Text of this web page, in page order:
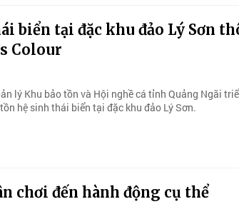
biển tại đặc khu đảo Lý Sơn
Colour
lý Khu bảo tồn và Hội nghề cá tỉnh Quảng Ngãi
hệ sinh thái biển tại đặc khu đảo Lý Sơn.
chơi đến hành động cụ thể